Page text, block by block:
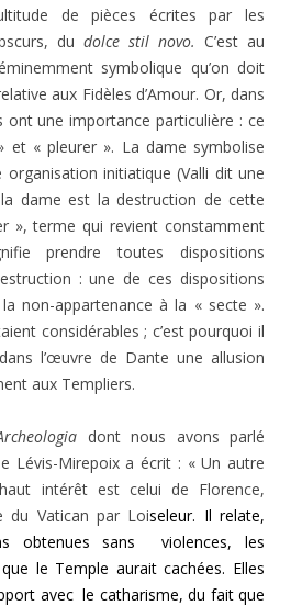
de pièces écrites par les
du dolce stil novo. C’est au
symbolique qu’on doit
aux Fidèles d’Amour. Or, dans
ont une importance particulière : ce
« pleurer ». La dame symbolise
initiatique (Valli dit une
dame est la destruction de cette
», terme qui revient constam­ment
prendre toutes dispositions
: une de ces dispositions
non-appartenance à la « secte ».
considérables ; c’est pourquoi il
l’œuvre de Dante une allusion
aux Templiers.
dont nous avons parlé
Lévis-Mirepoix a écrit : « Un autre
intérêt est celui de Florence,
du Vatican par Loiseleur. Il relate,
obtenues sans violences, les
le Temple aurait cachées. Elles
avec le catharisme, du fait que